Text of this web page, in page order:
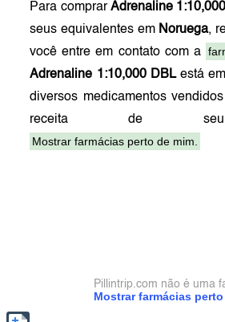
Para comprarAdrenaline
seus equivalentes em Noruega,
você entre em contato com a
Adrenaline 1:10,000 DBLestá
diversos medicamentos
receita de seu
Mostrar farmácias perto de mim.
Mostrar farmácias
Pillintrip.com não é uma